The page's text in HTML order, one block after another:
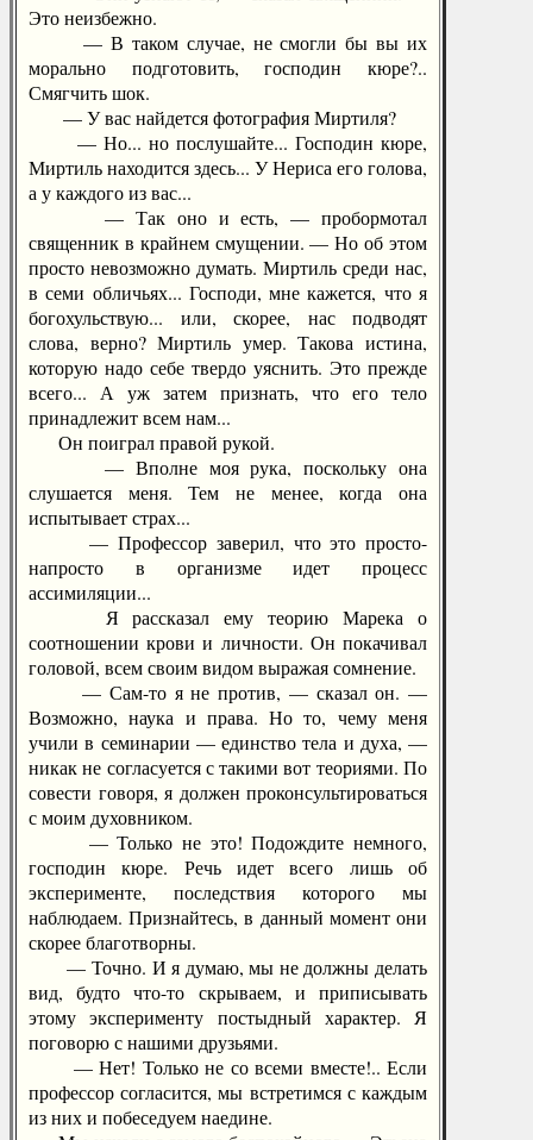
Это неизбежно.
— В таком случае, не смогли бы вы их
морально подготовить, господин кюре?..
Смягчить шок.
— У вас найдется фотография Миртиля?
— Но... но послушайте... Господин кюре,
Миртиль находится здесь... У Нериса его голова,
а у каждого из вас...
— Так оно и есть, — пробормотал
священник в крайнем смущении. — Но об этом
просто невозможно думать. Миртиль среди нас,
в семи обличьях... Господи, мне кажется, что я
богохульствую... или, скорее, нас подводят
слова, верно? Миртиль умер. Такова истина,
которую надо себе твердо уяснить. Это прежде
всего... А уж затем признать, что его тело
принадлежит всем нам...
Он поиграл правой рукой.
— Вполне моя рука, поскольку она
слушается меня. Тем не менее, когда она
испытывает страх...
— Профессор заверил, что это просто-
напросто в организме идет процесс
ассимиляции...
Я рассказал ему теорию Марека о
соотношении крови и личности. Он покачивал
головой, всем своим видом выражая сомнение.
— Сам-то я не против, — сказал он. —
Возможно, наука и права. Но то, чему меня
учили в семинарии — единство тела и духа, —
никак не согласуется с такими вот теориями. По
совести говоря, я должен проконсультироваться
с моим духовником.
— Только не это! Подождите немного,
господин кюре. Речь идет всего лишь об
эксперименте, последствия которого мы
наблюдаем. Признайтесь, в данный момент они
скорее благотворны.
— Точно. И я думаю, мы не должны делать
вид, будто что-то скрываем, и приписывать
этому эксперименту постыдный характер. Я
поговорю с нашими друзьями.
— Нет! Только не со всеми вместе!.. Если
профессор согласится, мы встретимся с каждым
из них и побеседуем наедине.